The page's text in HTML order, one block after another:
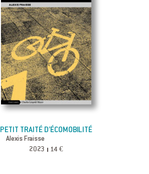
PETIT TRAITÉ D’ÉCOMOBILITÉ
Alexis Fraisse
2023 14 €